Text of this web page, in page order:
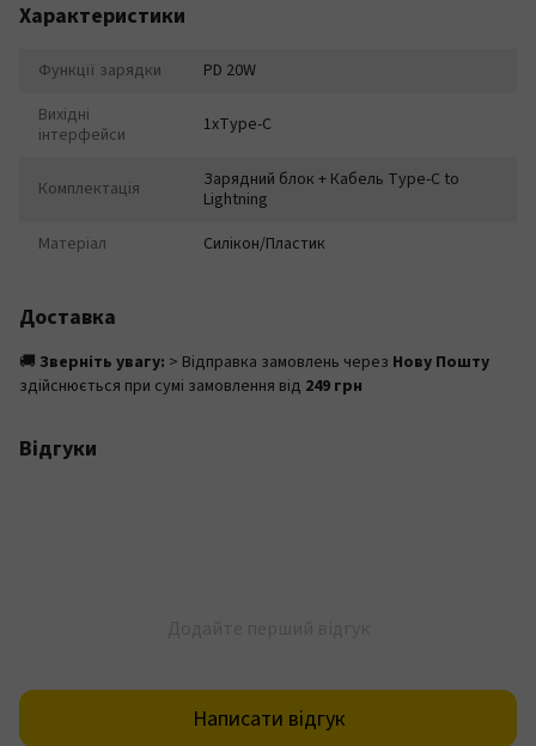
Характеристики
Функції зарядки
PD 20W
Вихідні
інтерфейси
1xType-C
Комплектація
Зарядний блок + Кабель Type-C to
Lightning
Матеріал
Силікон/Пластик
Доставка
🚚 Зверніть увагу: > Відправка замовлень через Нову Пошту
здійснюється при сумі замовлення від 249 грн
Відгуки
Написати відгук